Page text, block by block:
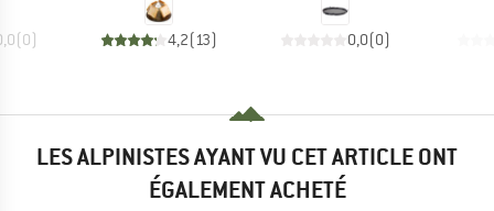
(0) 4,2( 13) 0,0(0)
LES ALPINISTES AYANT VU CET ARTICLE ONT
ÉGALEMENT ACHETÉ